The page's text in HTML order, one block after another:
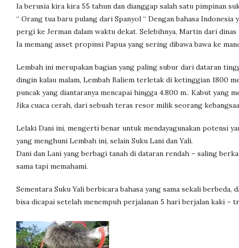
Ia berusia kira kira 55 tahun dan dianggap salah satu pimpinan
“ Orang tua baru pulang dari Spanyol “ Dengan bahasa
pergi ke Jerman dalam waktu dekat. Selebihnya, Martin dari
Ia memang asset propinsi Papua yang sering dibawa bawa ke
Lembah ini merupakan bagian yang paling subur dari dataran
dingin kalau malam, Lembah Baliem terletak di ketinggian 1800
puncak yang diantaranya mencapai hingga 4.800 m.. Kabut yang
Jika cuaca cerah, dari sebuah teras resor milik seorang
Lelaki Dani ini, mengerti benar untuk mendayagunakan potensi
yang menghuni Lembah ini, selain Suku Lani dan Yali.
Dani dan Lani yang berbagi tanah di dataran rendah – saling
sama tapi memahami.
Sementara Suku Yali berbicara bahasa yang sama sekali
bisa dicapai setelah menempuh perjalanan 5 hari berjalan kaki –